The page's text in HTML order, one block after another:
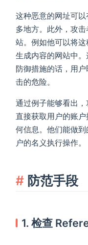
这种恶意的网址可
多地方。此外，攻
站。例如他可以将
生成内容的网站中
防御措施的话，用
击的危险。
通过例子能够看出
直接获取用户的账
何信息。他们能做
户的名义执行操作。
防范手段
1. 检查